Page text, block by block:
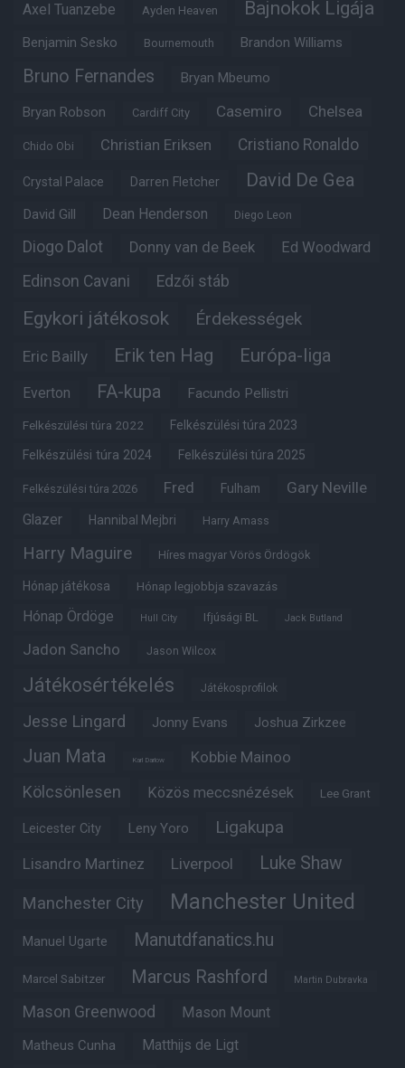
Axel Tuanzebe Ayden Heaven Bajnokok Ligája
Benjamin Sesko Bournemouth Brandon Williams
Bruno Fernandes Bryan Mbeumo
Bryan Robson Cardiff City Casemiro Chelsea
Chido Obi Christian Eriksen Cristiano Ronaldo
Crystal Palace Darren Fletcher David De Gea
David Gill Dean Henderson Diego Leon
Diogo Dalot Donny van de Beek Ed Woodward
Edinson Cavani Edzői stáb
Egykori játékosok Érdekességek
Eric Bailly Erik ten Hag Európa-liga
Everton FA-kupa Facundo Pellistri
Felkészülési túra 2022 Felkészülési túra 2023
Felkészülési túra 2024 Felkészülési túra 2025
Felkészülési túra 2026 Fred Fulham Gary Neville
Glazer Hannibal Mejbri Harry Amass
Harry Maguire Híres magyar Vörös Ördögök
Hónap játékosa Hónap legjobbja szavazás
Hónap Ördöge Hull City Ifjúsági BL Jack Butland
Jadon Sancho Jason Wilcox
Játékosértékelés Játékosprofilok
Jesse Lingard Jonny Evans Joshua Zirkzee
Juan Mata Karl Darlow Kobbie Mainoo
Kölcsönlesen Közös meccsnézések Lee Grant
Leicester City Leny Yoro Ligakupa
Lisandro Martinez Liverpool Luke Shaw
Manchester City Manchester United
Manuel Ugarte Manutdfanatics.hu
Marcel Sabitzer Marcus Rashford Martin Dubravka
Mason Greenwood Mason Mount
Matheus Cunha Matthijs de Ligt